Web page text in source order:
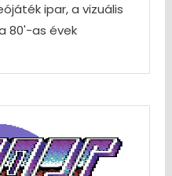
ipar, a vizuális
80'-as évek